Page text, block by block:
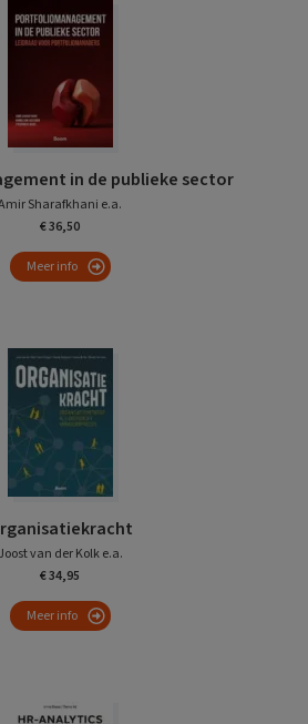
in de publieke sector
Sharafkhani e.a.
€ 36,50
Meer info
Joost van der Kolk e.a.
€ 34,95
Meer info